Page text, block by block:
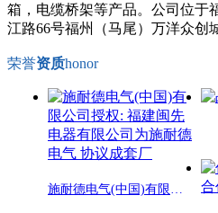
箱，电缆桥架等产品。公司位于
江路66号福州（马尾）万洋众创
荣誉资质honor